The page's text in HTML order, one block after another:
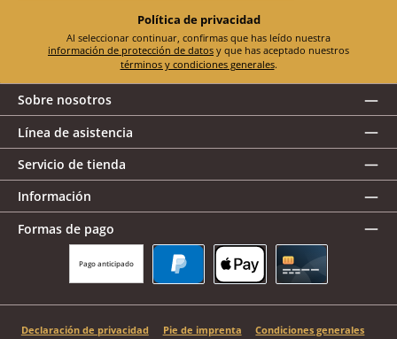
Política de privacidad
información de protección de datos
términos y condiciones generales.
Sobre nosotros
Línea de asistencia
Servicio de tienda
Información
Formas de pago
Pago anticipado
Declaración de privacidad Pie de imprenta
Condiciones generales